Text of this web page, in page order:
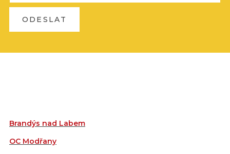
ODESLAT
Brandýs nad Labem
OC Modřany